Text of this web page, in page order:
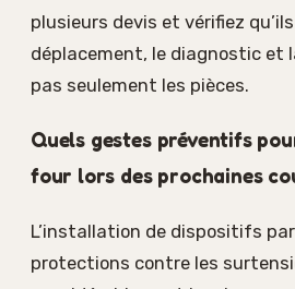
plusieurs devis et vérifiez
déplacement, le diagnostic et
pas seulement les pièces.
Quels gestes préventifs
four lors des prochaines
L’installation de dispositifs
protections contre les